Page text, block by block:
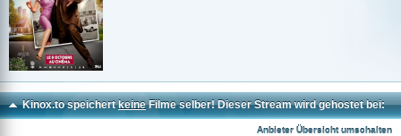
Kinox.to speichertkeineFilme selber! Dieser Stream wird gehostet bei:
Anbieter Übersicht umschalten